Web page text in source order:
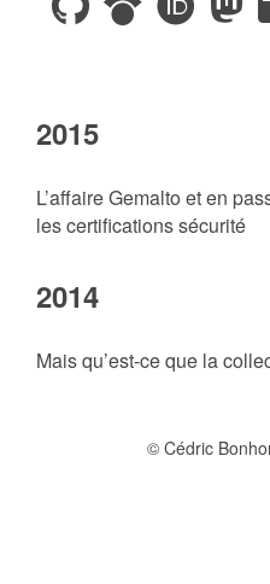
2015
L’affaire Gemalto et en
les certifications sécurité
2014
Mais qu’est-ce que la
© Cédric